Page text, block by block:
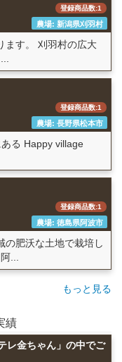
登録商品数:1
農場: 新潟県刈羽村
ます。 刈羽村の広大
登録商品数:1
農場: 長野県松本市
る Happy village
登録商品数:1
農場: 徳島県阿波市
肥沃な土地で栽培し
...
もっと見る
績
レ金ちゃん」の中でご